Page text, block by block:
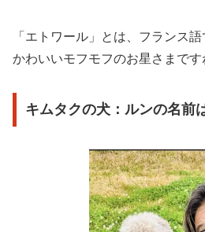
「エトワール」とは、フランス
かわいいモフモフのお星さまです
キムタクの犬：ルンの名前